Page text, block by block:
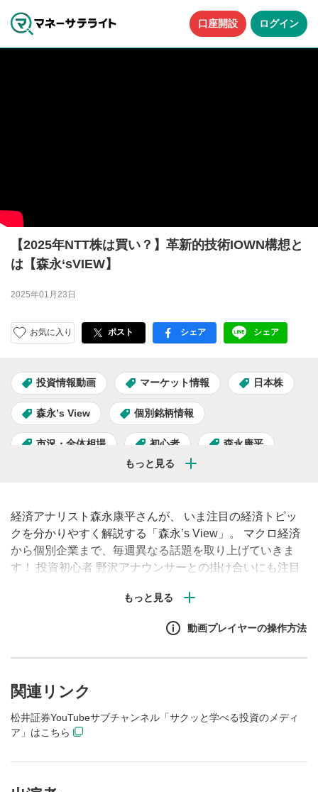
口座開設 ログイン
【2025年NTT株は買い？】革新的技術IOWN構想と
は【森永‘sVIEW】
2025年01月23日
お気に入り ポスト facebook
シェア LINE
シェア
投資情報動画 マーケット情報 日本株
森永’s View 個別銘柄情報
市況・全体相場 初心者 森永康平
経済アナリスト森永康平さんが、 いま注目の経済トピッ
クを分かりやすく解説する「森永’s View」。 マクロ経済
から個別企業まで、毎週異なる話題を取り上げていきま
す！ 投資初心者 野沢アナウンサーとの掛け合いにも注目
動画プレイヤーの操作方法
関連リンク
松井証券YouTubeサブチャンネル「サクッと学べる投資のメディ
ア」はこちら